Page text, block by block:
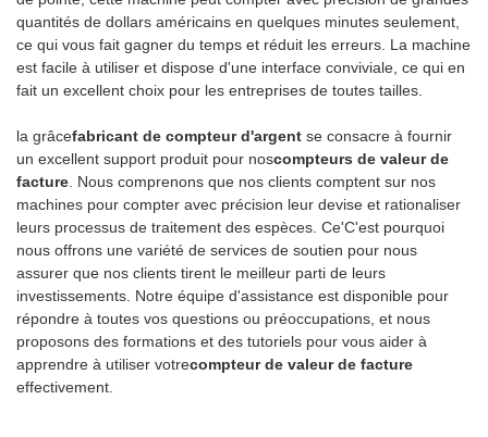
quantités de dollars américains en quelques minutes seulement,
ce qui vous fait gagner du temps et réduit les erreurs. La machine
est facile à utiliser et dispose d'une interface conviviale, ce qui en
fait un excellent choix pour les entreprises de toutes tailles.
la grâcefabricant de compteur d'argent se consacre à fournir
un excellent support produit pour noscompteurs de valeur de
facture . Nous comprenons que nos clients comptent sur nos
machines pour compter avec précision leur devise et rationaliser
leurs processus de traitement des espèces. Ce'C'est pourquoi
nous offrons une variété de services de soutien pour nous
assurer que nos clients tirent le meilleur parti de leurs
investissements. Notre équipe d'assistance est disponible pour
répondre à toutes vos questions ou préoccupations, et nous
proposons des formations et des tutoriels pour vous aider à
apprendre à utiliser votrecompteur de valeur de facture
effectivement.